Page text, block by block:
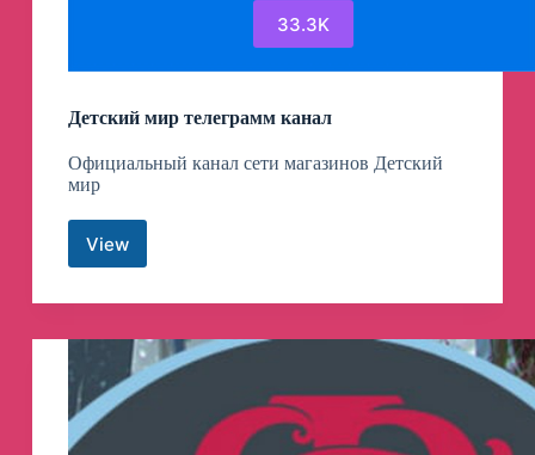
33.3K
Детский мир телеграмм канал
Официальный канал сети магазинов Детский
мир
ViewДетский
телеграмм